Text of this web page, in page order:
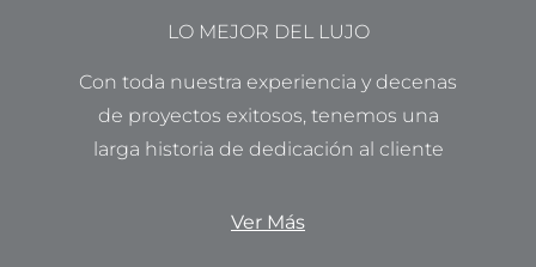
LO MEJOR DEL LUJO
Con toda nuestra experiencia y decenas
de proyectos exitosos, tenemos una
larga historia de dedicación al cliente
Ver Más